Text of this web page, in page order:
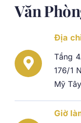
Văn
Địa
Tầng
176/1
Mỹ
Giờ